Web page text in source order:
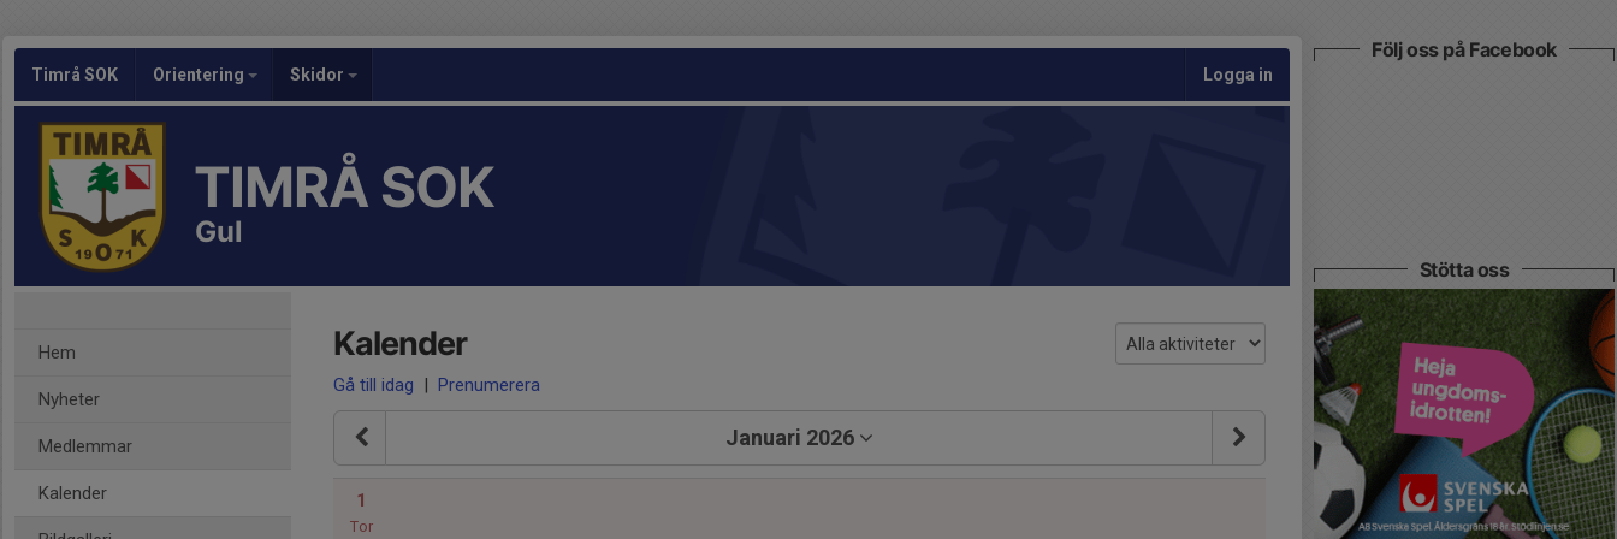
Timrå SOK Orientering Skidor Logga in
TIMRÅ SOK
Gul
Hem
Nyheter
Medlemmar
Kalender
Kalender
Gå till idag | Prenumerera
Januari 2026
1
Tor
Följ oss på Facebook
Stötta oss